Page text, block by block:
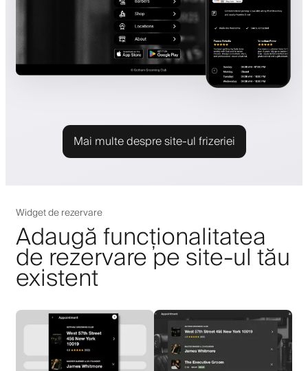
Mai multe despre site-ul frizeriei
Widget de rezervare
Adaugă funcționalitatea
de rezervare pe site-ul tău
existent